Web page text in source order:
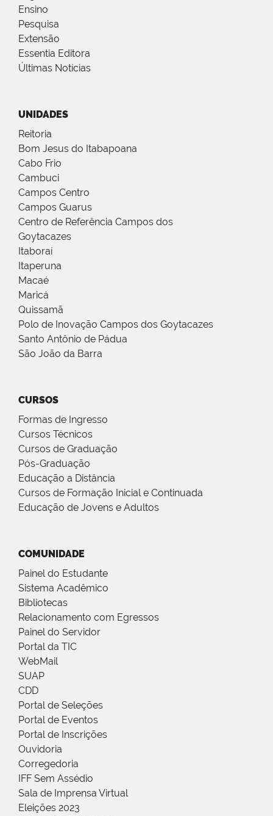
Ensino
Pesquisa
Extensão
Essentia Editora
Últimas Notícias
UNIDADES
Reitoria
Bom Jesus do Itabapoana
Cabo Frio
Cambuci
Campos Centro
Campos Guarus
Centro de Referência Campos dos
Goytacazes
Itaboraí
Itaperuna
Macaé
Maricá
Quissamã
Polo de Inovação Campos dos Goytacazes
Santo Antônio de Pádua
São João da Barra
CURSOS
Formas de Ingresso
Cursos Técnicos
Cursos de Graduação
Pós-Graduação
Educação a Distância
Cursos de Formação Inicial e Continuada
Educação de Jovens e Adultos
COMUNIDADE
Painel do Estudante
Sistema Acadêmico
Bibliotecas
Relacionamento com Egressos
Painel do Servidor
Portal da TIC
WebMail
SUAP
CDD
Portal de Seleções
Portal de Eventos
Portal de Inscrições
Ouvidoria
Corregedoria
IFF Sem Assédio
Sala de Imprensa Virtual
Eleições 2023